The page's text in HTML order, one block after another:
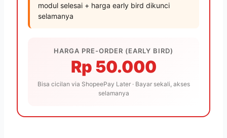
modul selesai + harga early bird dikunci
selamanya
HARGA PRE-ORDER (EARLY BIRD)
Rp 50.000
Bisa cicilan via ShopeePay Later · Bayar sekali, akses
selamanya